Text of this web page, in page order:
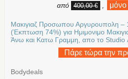
από 400,00 €
Μακιγιαζ Προσωπου Αργυρουπολη –
(Έκπτωση 74%) για Ημιμονιμο
Άνω και Κατω Γραμμη, απο το Studio
Πάρε τώρα την
Bodydeals